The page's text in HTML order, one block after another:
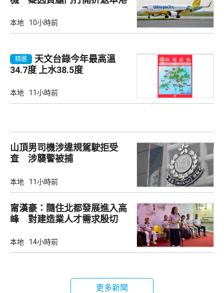
本地 10小時前
精選
天文台錄今年最高溫
34.7度 上水38.5度
本地 11小時前
山頂男司機涉違規駕駛拒受
查 涉襲警被捕
本地 11小時前
甯漢豪：隨住北都發展進入高
峰 對建造業人才需求殷切
本地 14小時前
更多新聞